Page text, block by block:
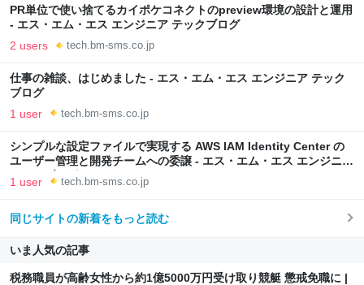
PR単位で使い捨てるカイポケコネクトのpreview環境の設計と運用
- エス・エム・エス エンジニア テックブログ
2 users tech.bm-sms.co.jp
仕事の雑談、はじめました - エス・エム・エス エンジニア テック
ブログ
1 user tech.bm-sms.co.jp
シンプルな設定ファイルで実現する AWS IAM Identity Center の
ユーザー管理と開発チームへの委譲 - エス・エム・エス エンジニア
テックブログ
1 user tech.bm-sms.co.jp
同じサイトの新着をもっと読む
いま人気の記事
税務職員が高齢女性から約1億5000万円受け取り競艇 懲戒免職に |